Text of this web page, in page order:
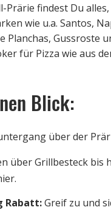
Prärie findest Du
wie u.a. Santos,
Planchas, Gussroste
für Pizza wie aus
Blick:
über der
über Grillbesteck bis
Rabatt:Greif zu und